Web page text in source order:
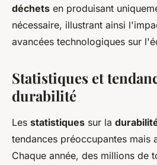
déchets en produisant
nécessaire, illustrant ainsi
avancées technologiques sur
Statistiques et
durabilité
Les statistiques sur la
tendances préoccupantes mais
Chaque année, des millions de